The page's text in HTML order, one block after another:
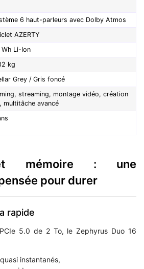
6 haut-parleurs avec Dolby Atmos
AZERTY
Li-Ion
kg
Grey / Gris foncé
streaming, montage vidéo, création
multitâche avancé
mémoire : une
pour durer
rapide
5.0 de 2 To, le Zephyrus Duo 16
instantanés,